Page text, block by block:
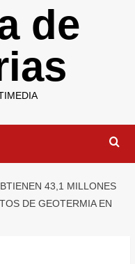
de
43,1 MILLONES
DE GEOTERMIA EN